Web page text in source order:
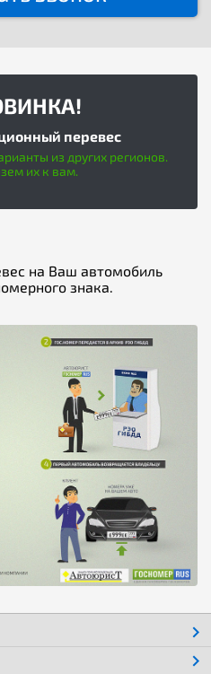
перевес
из других регионов.
их к вам.
на Ваш автомобиль
знака.